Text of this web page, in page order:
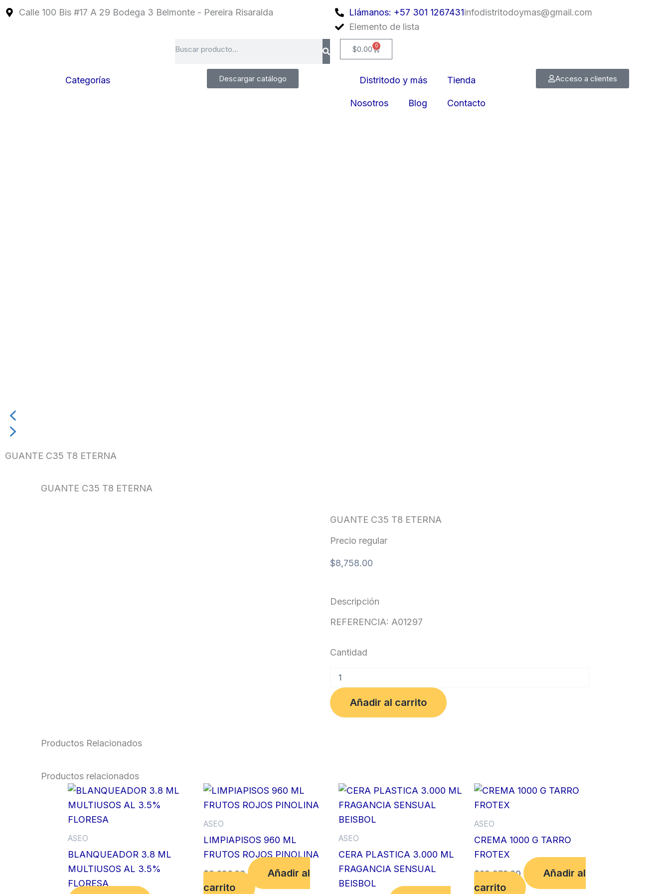
Calle 100 Bis #17 A 29 Bodega 3 Belmonte - Pereira Risaralda Llámanos: +57 301 1267431infodistritodoymas@gmail.com
Elemento de lista
$0.00 0
Cart
Categorías Descargar catálogo Distritodo y más Tienda
Nosotros Blog Contacto
Acceso a clientes
GUANTE C35 T8 ETERNA
GUANTE C35 T8 ETERNA
GUANTE C35 T8 ETERNA
Precio regular
$8,758.00
Descripción
REFERENCIA: A01297
Cantidad
C35
T8
ETERNA
cantidad
Añadir al carrito
Productos Relacionados
Productos relacionados
ASEO
BLANQUEADOR 3.8 ML
MULTIUSOS AL 3.5%
FLORESA
ASEO
LIMPIAPISOS 960 ML
FRUTOS ROJOS PINOLINA
$9,386.00
Añadir al
carrito
ASEO
CERA PLASTICA 3.000 ML
FRAGANCIA SENSUAL
BEISBOL
ASEO
CREMA 1000 G TARRO
FROTEX
$28,973.00
Añadir al
carrito